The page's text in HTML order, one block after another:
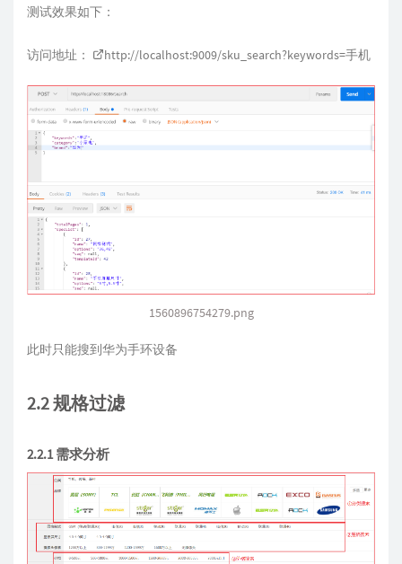
测试效果如下：
访问地址： http://localhost:9009/sku_search?keywords=手机
1560896754279.png
此时只能搜到华为手环设备
2.2 规格过滤
2.2.1 需求分析